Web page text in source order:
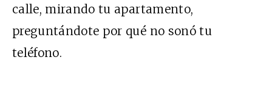
calle, mirando tu apartamento,
preguntándote por qué no sonó tu
teléfono.